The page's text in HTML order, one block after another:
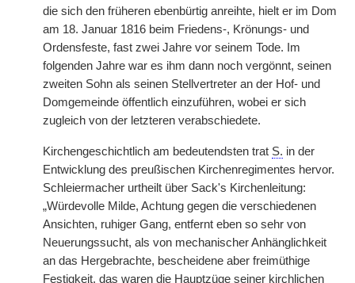
die sich den früheren ebenbürtig anreihte, hielt er im Dom
am 18. Januar 1816 beim Friedens-, Krönungs- und
Ordensfeste, fast zwei Jahre vor seinem Tode. Im
folgenden Jahre war es ihm dann noch vergönnt, seinen
zweiten Sohn als seinen Stellvertreter an der Hof- und
Domgemeinde öffentlich einzuführen, wobei er sich
zugleich von der letzteren verabschiedete.
Kirchengeschichtlich am bedeutendsten trat S. in der
Entwicklung des preußischen Kirchenregimentes hervor.
Schleiermacher urtheilt über Sack's Kirchenleitung:
„Würdevolle Milde, Achtung gegen die verschiedenen
Ansichten, ruhiger Gang, entfernt eben so sehr von
Neuerungssucht, als von mechanischer Anhänglichkeit
an das Hergebrachte, bescheidene aber freimüthige
Festigkeit, das waren die Hauptzüge seiner kirchlichen